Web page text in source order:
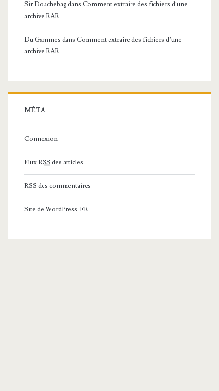
Sir Douchebagdans Comment extraire des fichiers d’une
archive RAR
Du Gammes dans Comment extraire des fichiers d’une
archive RAR
MÉTA
Connexion
FluxRSS des articles
RSS des commentaires
Site de WordPress-FR